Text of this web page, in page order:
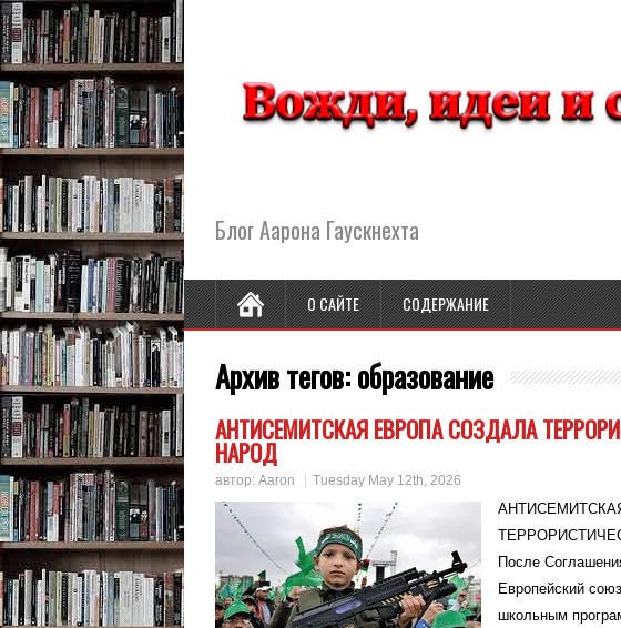
Блог Аарона Гаускнехта
О САЙТЕ СОДЕРЖАНИЕ
Архив тегов:образование
АНТИСЕМИТСКАЯ ЕВРОПА СОЗДАЛА
НАРОД
автор: Aaron Tuesday May 12th, 2026
После
Европейский
школьным